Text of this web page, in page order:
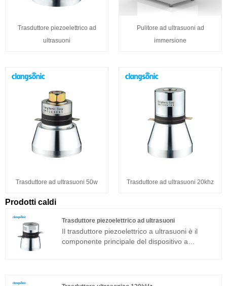
Trasduttore piezoelettrico ad
ultrasuoni
Pulitore ad ultrasuoni ad
immersione
Trasduttore ad ultrasuoni 50w Trasduttore ad ultrasuoni 20khz
Prodotti caldi
Trasduttore piezoelettrico ad ultrasuoni
Il trasduttore piezoelettrico a ultrasuoni è il
componente principale del dispositivo a